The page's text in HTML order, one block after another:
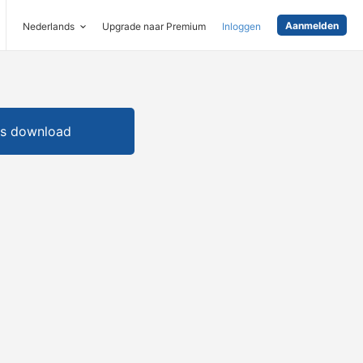
Nederlands Upgrade naar Premium Inloggen Aanmelden
download